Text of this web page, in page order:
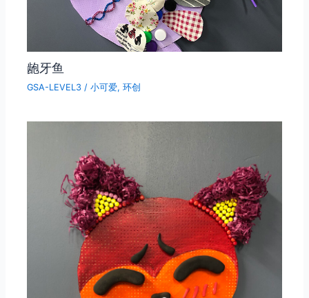
龅牙鱼
GSA-LEVEL3 /小可爱,环创